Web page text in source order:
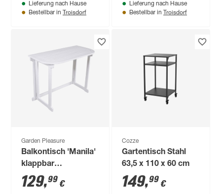
Lieferung nach Hause
Bestellbar in Troisdorf
Lieferung nach Hause
Bestellbar in Troisdorf
Garden Pleasure
Balkontisch 'Manila'
klappbar
Eukalyptusholz 110
x 82 x 12 cm
129,99 €
Cozze
Gartentisch Stahl
63,5 x 110 x 60 cm
149,99 €